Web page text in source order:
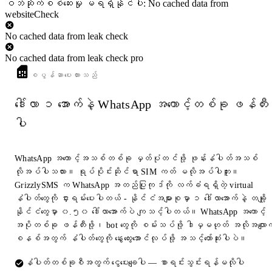
ဝဘ်ဆိုက်စစ်ဆေးမှု မရရှိနိုင်ပါ: No cached data from
websiteCheck
No cached data from leak check
No cached data from leak check pro
စပွန်ဆာပေးထားသည်
ဒေါ်လာ ၁ အောက်နဲ့ WhatsApp အကောင့်တစ်ခု ဖန်တီး
ပါ
WhatsApp အကောင့်အသစ်တစ်ခု မှတ်ပုံတင်ဖို့ ဖုန်းနံပါတ်အသစ်
လိုအပ်ပါသလား။ ရုပ်ပိုင်းဆိုင်ရာ SIM ကတ် မလိုအပ်ပါဘူး။
GrizzlySMS က WhatsApp အတည်ပြုကုဒ်ကို လက်ခံရရှိတဲ့ virtual
နံပါတ်တွေကို ငှားရမ်းပေးပါတယ် - နိုင်ငံအများစုမှာ ၁ ဒေါ်လာအောက်နဲ့ တချို့
နိုင်ငံတွေမှာ ၀.၅၀ ဒေါ်လာအောက်ပဲ ကျသင့်ပါတယ်။ WhatsApp အကောင့်
အပိုတစ်ခု ဖန်တီးဖို့၊ bot တွေကို စမ်းသပ်ဖို့ ဒါမှမဟုတ် အလိုအလျော
စနစ်အတွက် နံပါတ်တွေကို နွေးထွေးအောင်လုပ်ဖို့ အသင့်တော်ဆုံးပါပဲ။
နံပါတ်တစ်ခုစီအတွက် ငွေပေးချေပါ — စာရင်းသွင်းရန်မလိုပါ